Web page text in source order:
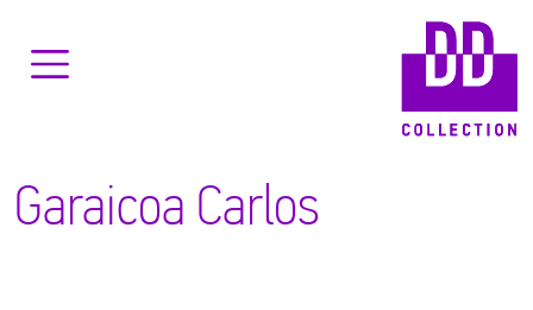
Garaicoa Carlos